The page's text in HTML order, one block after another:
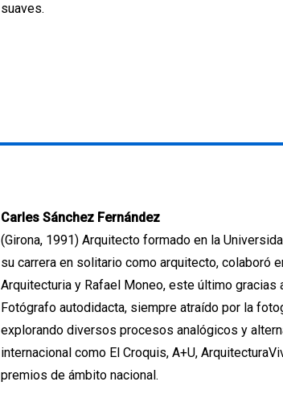
suaves.
Carles Sánchez Fernández
(Girona, 1991) Arquitecto formado en la
su carrera en solitario como arquitecto, colaboró
Arquitecturia y Rafael Moneo, este último gracias
Fotógrafo autodidacta, siempre atraído por la
explorando diversos procesos analógicos y
internacional como El Croquis, A+U,
premios de ámbito nacional.